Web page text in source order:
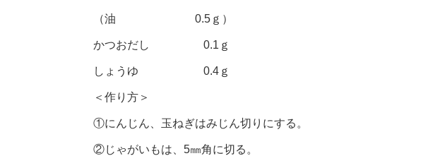
（油 0.5ｇ）
かつおだし 0.1ｇ
しょうゆ 0.4ｇ
＜作り方＞
①にんじん、玉ねぎはみじん切りにする。
②じゃがいもは、5㎜角に切る。